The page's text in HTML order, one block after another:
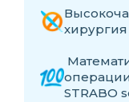
хирургия
STRABO